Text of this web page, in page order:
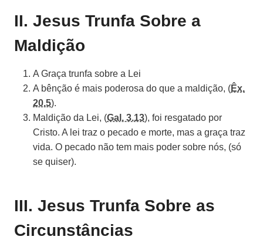
II. Jesus Trunfa Sobre a
Maldição
A Graça trunfa sobre a Lei
A bênção é mais poderosa do que a maldição, (Êx.
20.5).
Maldição da Lei, (Gal. 3.13), foi resgatado por
Cristo. A lei traz o pecado e morte, mas a graça traz
vida. O pecado não tem mais poder sobre nós, (só
se quiser).
III. Jesus Trunfa Sobre as
Circunstâncias